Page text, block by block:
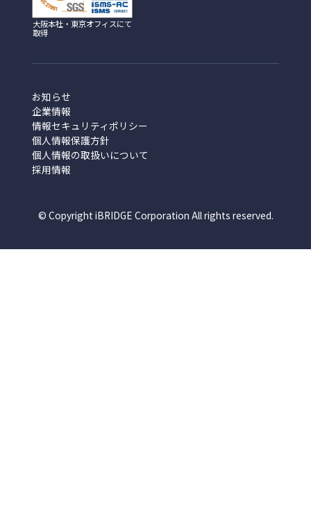
大阪本社・東京オフィスにて
取得
お知らせ
企業情報
情報セキュリティポリシー
個人情報保護方針
個人情報の取扱いについて
採用情報
© Copyright iBRIDGE Corporation All rights reserved.